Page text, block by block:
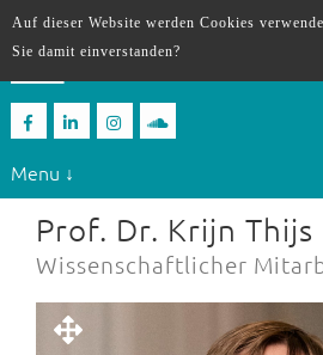
Menu ↓
Prof. Dr. Krijn Thijs
Wissenschaftlicher
Auf dieser Website werden Cookies
Sie damit einverstanden?